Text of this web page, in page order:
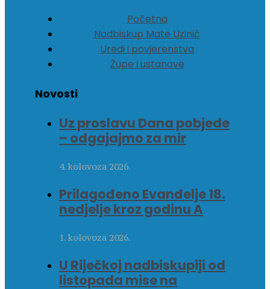
Početna
Nadbiskup Mate Uzinić
Uredi i povjerenstva
Župe i ustanove
Novosti
Uz proslavu Dana pobjede
– odgajajmo za mir
4. kolovoza 2026.
Prilagođeno Evanđelje 18.
nedjelje kroz godinu A
1. kolovoza 2026.
U Riječkoj nadbiskupiji od
listopada mise na